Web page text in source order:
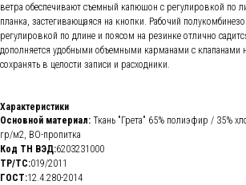
ветра обеспечивают съемный капюшон с регулировкой по
планка, застегивающаяся на кнопки. Рабочий
регулировкой по длине и поясом на резинке отлично
дополняется удобными объемными карманами с клапанами
сохранять в целости записи и расходники.
Характеристики
Основной материал: Ткань "Грета" 65% полиэфир / 35%
гр/м2, ВО-пропитка
Код ТН ВЭД:6203231000
ТР/ТС:019/2011
ГОСТ:12.4.280-2014